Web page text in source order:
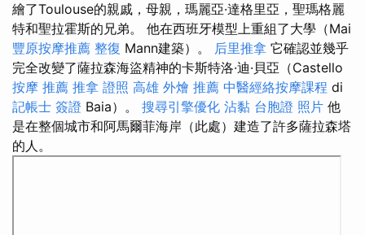
繪了Toulouse的親戚，母親，瑪麗亞·達格里亞，聖瑪格麗
特和聖拉霍斯的兄弟。 他在西班牙模型上重組了大學（Mai
豐原按摩推薦 整復 Mann建築）。 后里推拿 它確認並幾乎
完全改變了薩拉森海盜精神的卡斯特洛·迪·貝亞（Castello
按摩 推薦 推拿 證照 高雄 外燴 推薦 中醫經絡按摩課程 di
記帳士 簽證 Baia）。 搜尋引擎優化 沾黏 台胞證 照片 他
是在整個城市和阿馬爾菲海岸（此處）建造了許多薩拉森塔
的人。